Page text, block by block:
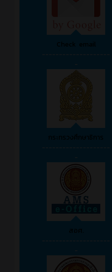
Check email
--------------------
-
กระทรวงศึกษาธิการ
--------------------
-
สอศ.
--------------------
-